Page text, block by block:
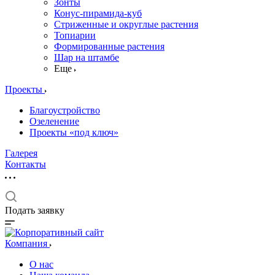
Зонты
Конус-пирамида-куб
Стриженные и округлые растения
Топиарии
Формированные растения
Шар на штамбе
Еще
Проекты
Благоустройство
Озеленение
Проекты «под ключ»
Галерея
Контакты
Подать заявку
Компания
О нас